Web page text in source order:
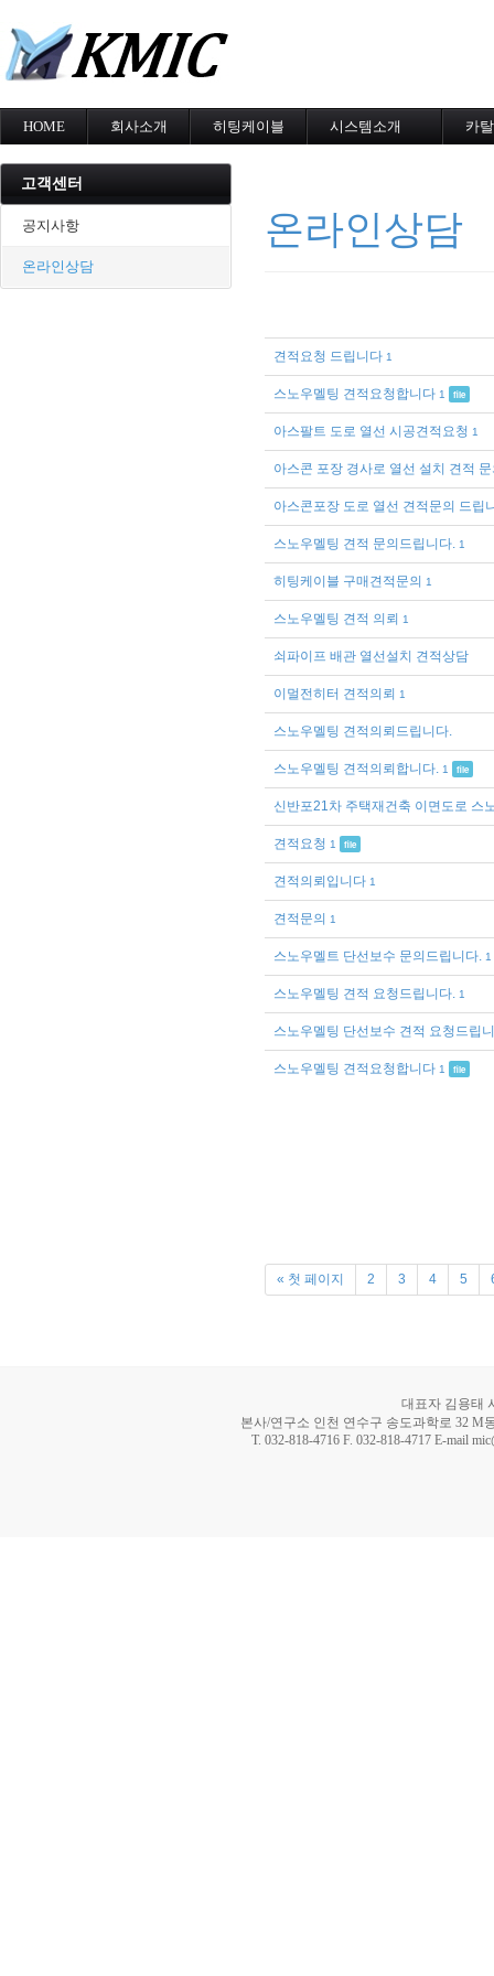
HOME 회사소개 히팅케이블
지붕융설
시스템소개
동파방지
소화배관투입형
카
고객센터
공지사항
온라인상담
온라인상담
견적요청 드립니다 1
스노우멜팅 견적요청합니다 1 file
아스팔트 도로 열선 시공견적요청 1
아스콘 포장 경사로 열선 설치 견적
아스콘포장 도로 열선 견적문의 드립
스노우멜팅 견적 문의드립니다. 1
히팅케이블 구매견적문의 1
스노우멜팅 견적 의뢰 1
쇠파이프 배관 열선설치 견적상담
이멀전히터 견적의뢰 1
스노우멜팅 견적의뢰드립니다.
스노우멜팅 견적의뢰합니다. 1 file
신반포21차 주택재건축 이면도로 스
견적요청 1 file
견적의뢰입니다 1
견적문의 1
스노우멜트 단선보수 문의드립니다. 1
스노우멜팅 견적 요청드립니다. 1
스노우멜팅 단선보수 견적 요청드립
스노우멜팅 견적요청합니다 1 file
« 첫 페이지 2 3 4 5
대표자 김용태
본사/연구소 인천 연수구 송도과학로 32 M
T. 032-818-4716 F. 032-818-4717 E-mail